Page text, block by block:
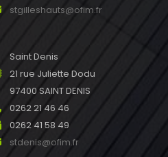
stgilleshauts@ofim.fr
Saint Denis
21 rue Juliette Dodu
97400 SAINT DENIS
0262 21 46 46
0262 41 58 49
stdenis@ofim.fr